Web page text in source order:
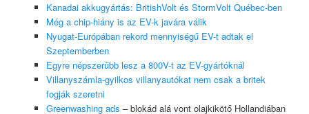
Kanadai akkugyártás: BritishVolt és StormVolt Québec-ben
Még a chip-hiány is az EV-k javára válik
Nyugat-Európában rekord mennyiségű EV-t adtak el
Szeptemberben
Egyre népszerűbb lesz a 800V-t az EV-gyártóknál
Villanyszámla-gyilkos villanyautókat nem csak a britek
fogják szeretni
Greenwashing ads – blokád alá vont olajkikötő Hollandiában